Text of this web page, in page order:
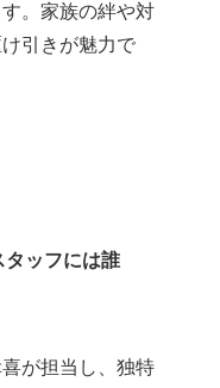
。家族の絆や対
引きが魅力で
タッフには誰
喜が担当し、独特